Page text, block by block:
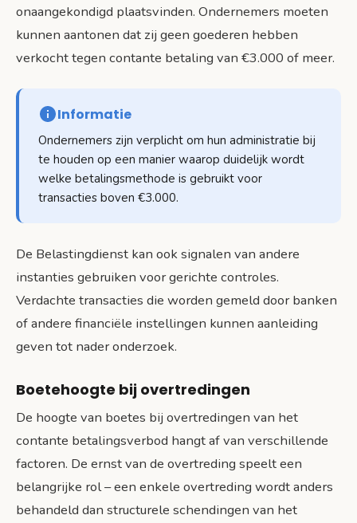
onaangekondigd plaatsvinden. Ondernemers moeten
kunnen aantonen dat zij geen goederen hebben
verkocht tegen contante betaling van €3.000 of meer.
Informatie
Ondernemers zijn verplicht om hun administratie bij
te houden op een manier waarop duidelijk wordt
welke betalingsmethode is gebruikt voor
transacties boven €3.000.
De Belastingdienst kan ook signalen van andere
instanties gebruiken voor gerichte controles.
Verdachte transacties die worden gemeld door banken
of andere financiële instellingen kunnen aanleiding
geven tot nader onderzoek.
Boetehoogte bij overtredingen
De hoogte van boetes bij overtredingen van het
contante betalingsverbod hangt af van verschillende
factoren. De ernst van de overtreding speelt een
belangrijke rol – een enkele overtreding wordt anders
behandeld dan structurele schendingen van het